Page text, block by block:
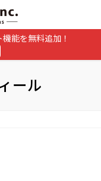
能を無料追加！
ール